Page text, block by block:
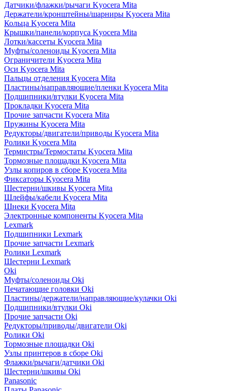
Датчики/флажки/рычаги Kyocera Mita
Держатели/кронштейны/шарниры Kyocera Mita
Кольца Kyocera Mita
Крышки/панели/корпуса Kyocera Mita
Лотки/кассеты Kyocera Mita
Муфты/соленоиды Kyocera Mita
Ограничители Kyocera Mita
Оси Kyocera Mita
Пальцы отделения Kyocera Mita
Пластины/направляющие/пленки Kyocera Mita
Подшипники/втулки Kyocera Mita
Прокладки Kyocera Mita
Прочие запчасти Kyocera Mita
Пружины Kyocera Mita
Редукторы/двигатели/приводы Kyocera Mita
Ролики Kyocera Mita
Термистры/Термостаты Kyocera Mita
Тормозные площадки Kyocera Mita
Узлы копиров в сборе Kyocera Mita
Фиксаторы Kyocera Mita
Шестерни/шкивы Kyocera Mita
Шлейфы/кабели Kyocera Mita
Шнеки Kyocera Mita
Электронные компоненты Kyocera Mita
Lexmark
Подшипники Lexmark
Прочие запчасти Lexmark
Ролики Lexmark
Шестерни Lexmark
Oki
Муфты/соленоиды Oki
Печатающие головки Oki
Пластины/держатели/направляющие/кулачки Oki
Подшипники/втулки Oki
Прочие запчасти Oki
Редукторы/приводы/двигатели Oki
Ролики Oki
Тормозные площадки Oki
Узлы принтеров в сборе Oki
Флажки/рычаги/датчики Oki
Шестерни/шкивы Oki
Panasonic